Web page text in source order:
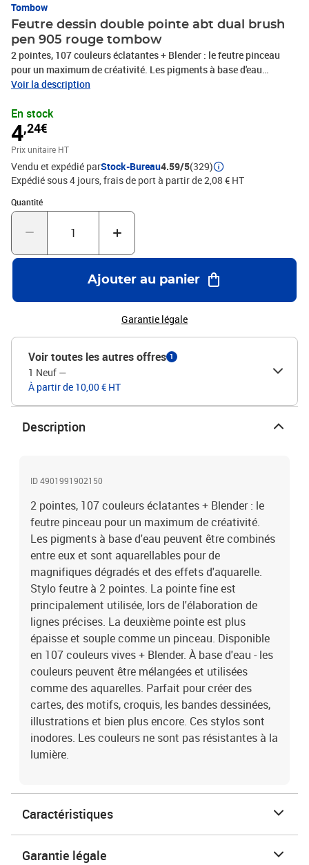
Tombow
Feutre dessin double pointe abt dual brush
pen 905 rouge tombow
2 pointes, 107 couleurs éclatantes + Blender : le feutre pinceau
pour un maximum de créativité. Les pigments à base d'eau
peuvent être combinés entre eux et sont aquarellables pour de
pointes. La pointe fine est principalement utilisée, lors de
l'élaboration de lignes précises. La deuxième pointe est plus
épaisse et souple comme un pinceau. Disponible en 107 couleurs
vives + Blender. À base d'eau - les couleurs peuvent être mélangées
et utilisées comme des aquarelles. Parfait pour créer des cartes,
des motifs, croquis, les bandes dessinées, illustrations et bien plus
encore. Ces stylos sont inodores. Les couleurs ne sont pas
résistantes à la lumière.
Voir la description
En stock
4,24€
Prix unitaire HT
Vendu et expédié parStock-Bureau4.59/5(329)
Expédié sous 4 jours, frais de port à partir de 2,08 € HT
Quantité
Quantité : 1
Ajouter au panier
Garantie légale
Voir toutes les autres offres 1
1 Neuf —
À partir de 10,00 € HT
Description
ID 4901991902150
2 pointes, 107 couleurs éclatantes + Blender : le
feutre pinceau pour un maximum de créativité.
Les pigments à base d'eau peuvent être combinés
entre eux et sont aquarellables pour de
magnifiques dégradés et des effets d'aquarelle.
Stylo feutre à 2 pointes. La pointe fine est
principalement utilisée, lors de l'élaboration de
lignes précises. La deuxième pointe est plus
épaisse et souple comme un pinceau. Disponible
en 107 couleurs vives + Blender. À base d'eau - les
couleurs peuvent être mélangées et utilisées
comme des aquarelles. Parfait pour créer des
cartes, des motifs, croquis, les bandes dessinées,
illustrations et bien plus encore. Ces stylos sont
inodores. Les couleurs ne sont pas résistantes à la
lumière.
Caractéristiques
Garantie légale